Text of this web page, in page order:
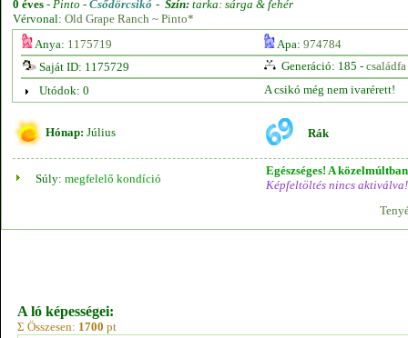
0 éves - Pinto - Csődörcsikó - Szín: tarka: sárga & fehér
Vérvonal: Old Grape Ranch ~ Pinto*
Anya: 1175719 Apa: 974784
Saját ID: 1175729
Generáció: 185 - családfa
Utódok: 0
A csikó még nem ivarérett!
Hónap: Július Rák
Súly: megfelelő kondíció
Egészséges! A
Képfeltöltés nincs aktiválva!
A ló képességei:
Σ Összesen: 1700 pt